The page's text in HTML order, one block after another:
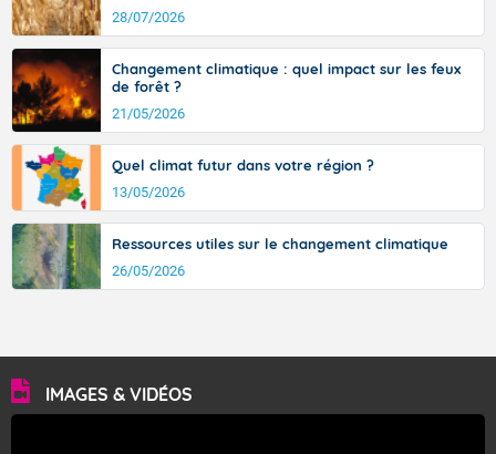
28/07/2026
Changement climatique : quel impact sur les feux
de forêt ?
21/05/2026
Quel climat futur dans votre région ?
13/05/2026
Ressources utiles sur le changement climatique
26/05/2026
IMAGES & VIDÉOS